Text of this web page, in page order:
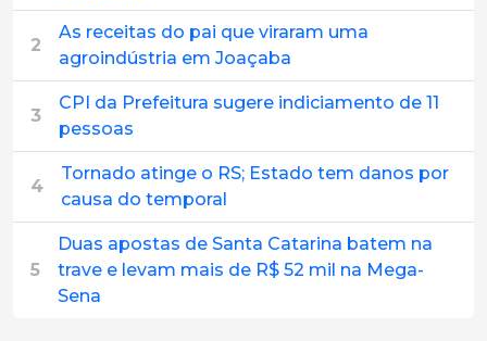
2
As receitas do pai que viraram uma
agroindústria em Joaçaba
3
CPI da Prefeitura sugere indiciamento de 11
pessoas
4
Tornado atinge o RS; Estado tem danos por
causa do temporal
5
Duas apostas de Santa Catarina batem na
trave e levam mais de R$ 52 mil na Mega-
Sena